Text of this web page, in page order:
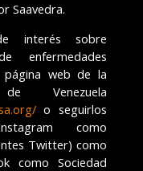
Saavedra.
interés sobre
enfermedades
página web de la
Venezuela
o seguirlos
como
Twitter) como
como Sociedad